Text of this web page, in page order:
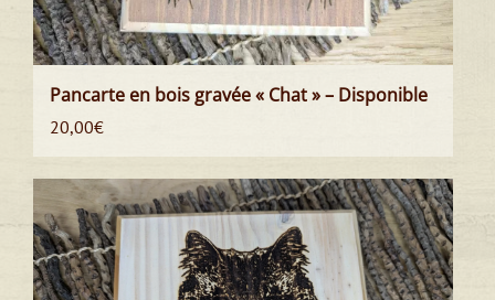
Pancarte en bois gravée « Chat » – Disponible
20,00€